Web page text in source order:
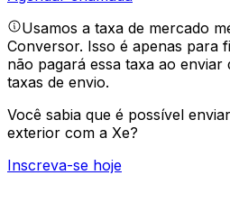
Usamos a taxa de mercado
Conversor. Isso é apenas para
não pagará essa taxa ao enviar
taxas de envio.
Você sabia que é possível
exterior com a Xe?
Inscreva-se hoje